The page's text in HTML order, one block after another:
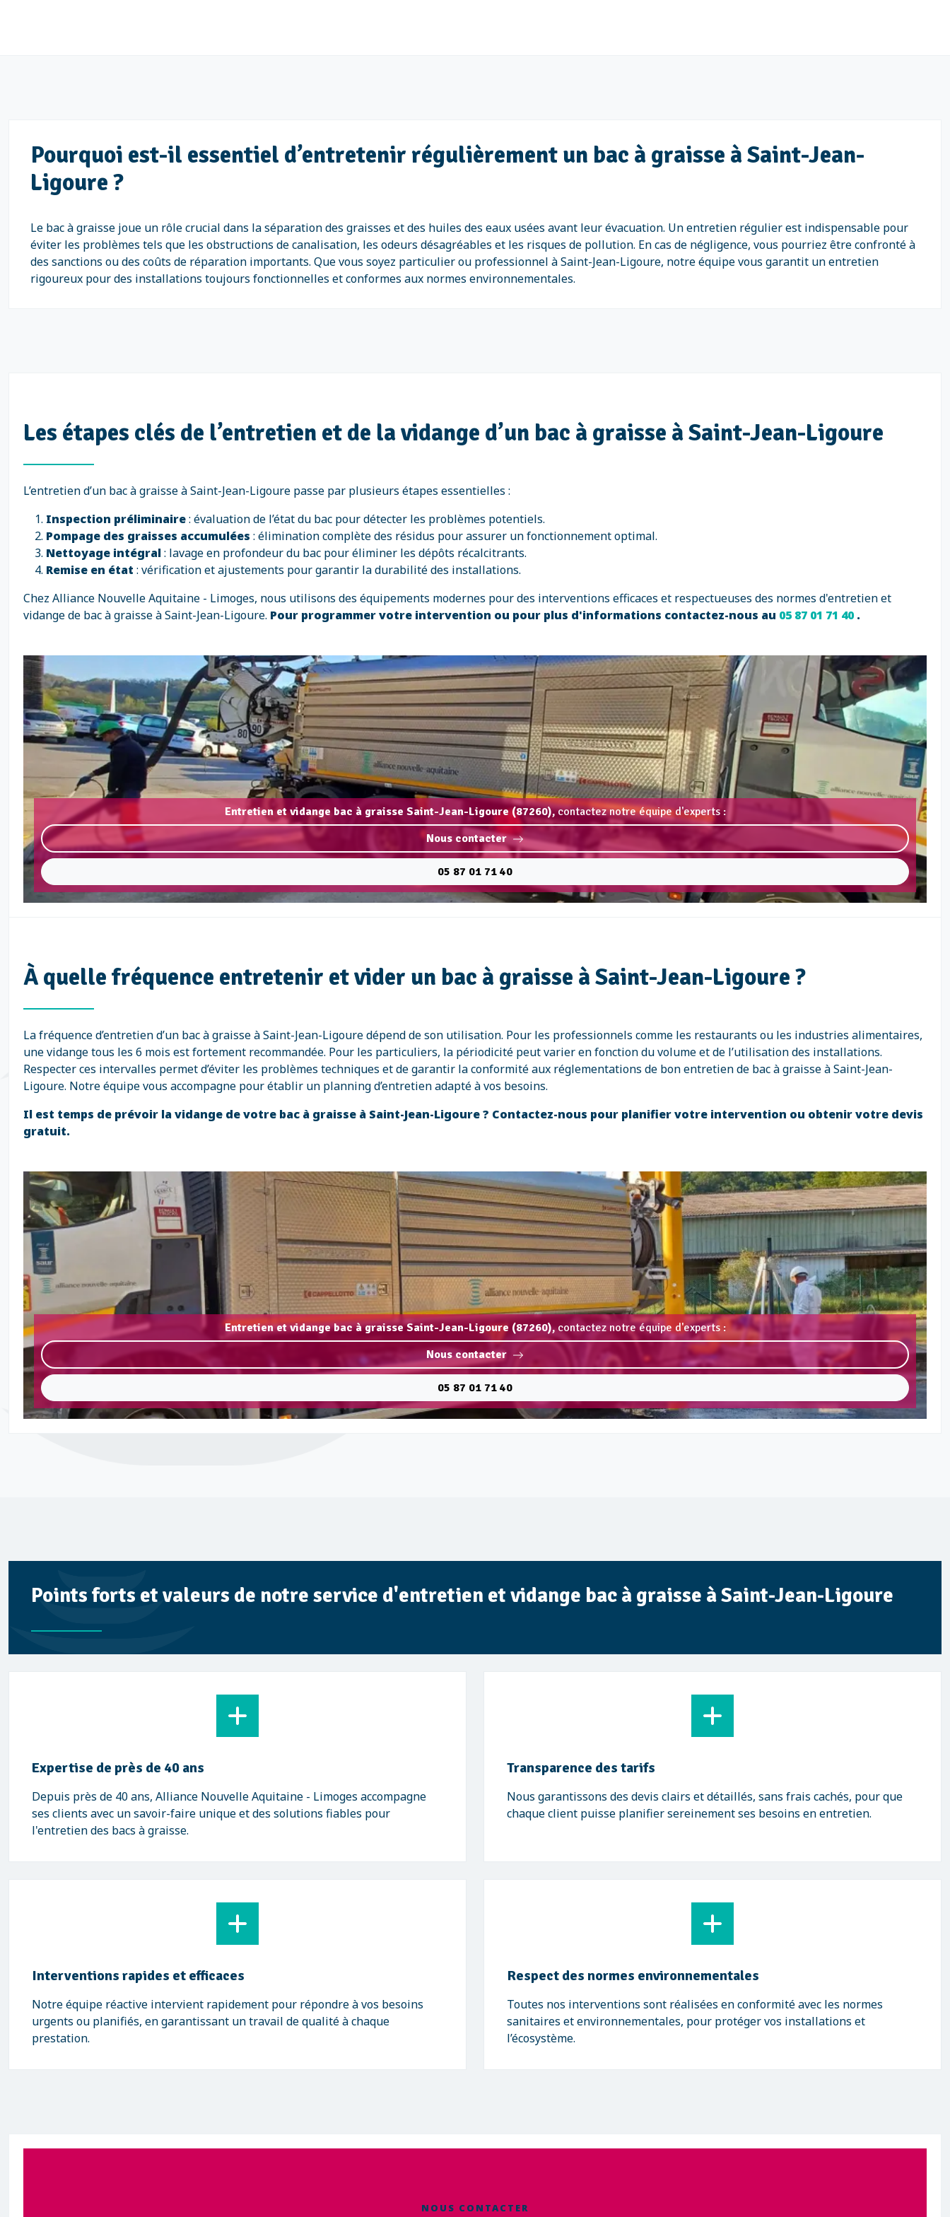
Pourquoi est-il essentiel d’entretenir régulièrement un bac à graisse à Saint-Jean-
Ligoure ?
Le bac à graisse joue un rôle crucial dans la séparation des graisses et des huiles des eaux usées avant leur évacuation. Un entretien régulier est indispensable pour
éviter les problèmes tels que les obstructions de canalisation, les odeurs désagréables et les risques de pollution. En cas de négligence, vous pourriez être confronté à
des sanctions ou des coûts de réparation importants. Que vous soyez particulier ou professionnel à Saint-Jean-Ligoure, notre équipe vous garantit un entretien
rigoureux pour des installations toujours fonctionnelles et conformes aux normes environnementales.
Les étapes clés de l’entretien et de la vidange d’un bac à graisse à Saint-Jean-Ligoure
L’entretien d’un bac à graisse à Saint-Jean-Ligoure passe par plusieurs étapes essentielles :
Inspection préliminaire: évaluation de l’état du bac pour détecter les problèmes potentiels.
Pompage des graisses accumulées : élimination complète des résidus pour assurer un fonctionnement optimal.
Nettoyage intégral: lavage en profondeur du bac pour éliminer les dépôts récalcitrants.
Remise en état : vérification et ajustements pour garantir la durabilité des installations.
Chez Alliance Nouvelle Aquitaine - Limoges, nous utilisons des équipements modernes pour des interventions efficaces et respectueuses des normes d'entretien et
vidange de bac à graisse à Saint-Jean-Ligoure. Pour programmer votre intervention ou pour plus d'informations contactez-nous au 05 87 01 71 40.
Entretien et vidange bac à graisse Saint-Jean-Ligoure (87260),contactez notre équipe d'experts :
Nous contacter
05 87 01 71 40
À quelle fréquence entretenir et vider un bac à graisse à Saint-Jean-Ligoure ?
La fréquence d’entretien d’un bac à graisse à Saint-Jean-Ligoure dépend de son utilisation. Pour les professionnels comme les restaurants ou les industries alimentaires,
une vidange tous les 6 mois est fortement recommandée. Pour les particuliers, la périodicité peut varier en fonction du volume et de l’utilisation des installations.
Respecter ces intervalles permet d’éviter les problèmes techniques et de garantir la conformité aux réglementations de bon entretien de bac à graisse à Saint-Jean-
Ligoure. Notre équipe vous accompagne pour établir un planning d’entretien adapté à vos besoins.
Il est temps de prévoir la vidange de votre bac à graisse à Saint-Jean-Ligoure ? Contactez-nous pour planifier votre intervention ou obtenir votre devis
gratuit.
Entretien et vidange bac à graisse Saint-Jean-Ligoure (87260),contactez notre équipe d'experts :
Nous contacter
05 87 01 71 40
Points forts et valeurs de notre service d'entretien et vidange bac à graisse à Saint-Jean-Ligoure
Expertise de près de 40 ans
Depuis près de 40 ans, Alliance Nouvelle Aquitaine - Limoges accompagne
ses clients avec un savoir-faire unique et des solutions fiables pour
l'entretien des bacs à graisse.
Transparence des tarifs
Nous garantissons des devis clairs et détaillés, sans frais cachés, pour que
chaque client puisse planifier sereinement ses besoins en entretien.
Interventions rapides et efficaces
Notre équipe réactive intervient rapidement pour répondre à vos besoins
urgents ou planifiés, en garantissant un travail de qualité à chaque
prestation.
Respect des normes environnementales
Toutes nos interventions sont réalisées en conformité avec les normes
sanitaires et environnementales, pour protéger vos installations et
l’écosystème.
NOUS CONTACTER